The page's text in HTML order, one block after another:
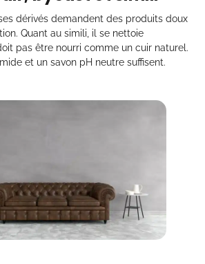
dérivés demandent des produits doux
Quant au simili, il se nettoie
pas être nourri comme un cuir naturel.
et un savon pH neutre suffisent.